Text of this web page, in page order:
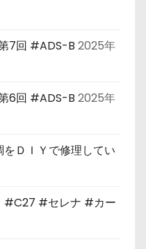
7回 #ADS-B 2025年
6回 #ADS-B 2025年
ＤＩＹで修理してい
#C27 #セレナ #カー